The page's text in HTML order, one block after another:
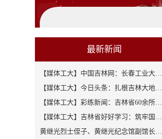
最新新闻
【媒体工大】中国吉林网：长春工业大…
【媒体工大】今日头条：扎根吉林大地…
【媒体工大】彩练新闻：吉林省60余所…
【媒体工大】吉林省好好学习：筑牢国…
黄继光烈士侄子、黄继光纪念馆副馆长…